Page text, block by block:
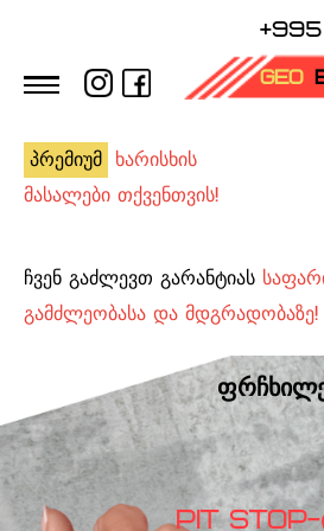
GEO
პრემიუმ ხარისხის
მასალები თქვენთვის!
ჩვენ გაძლევთ გარანტიას
გამძლეობასა და მდგრადობაზე!
PIT